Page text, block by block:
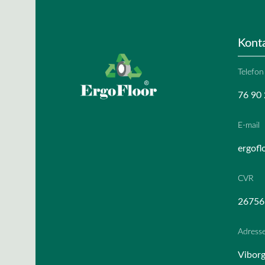
Telefon
76 90
E-mail
CVR